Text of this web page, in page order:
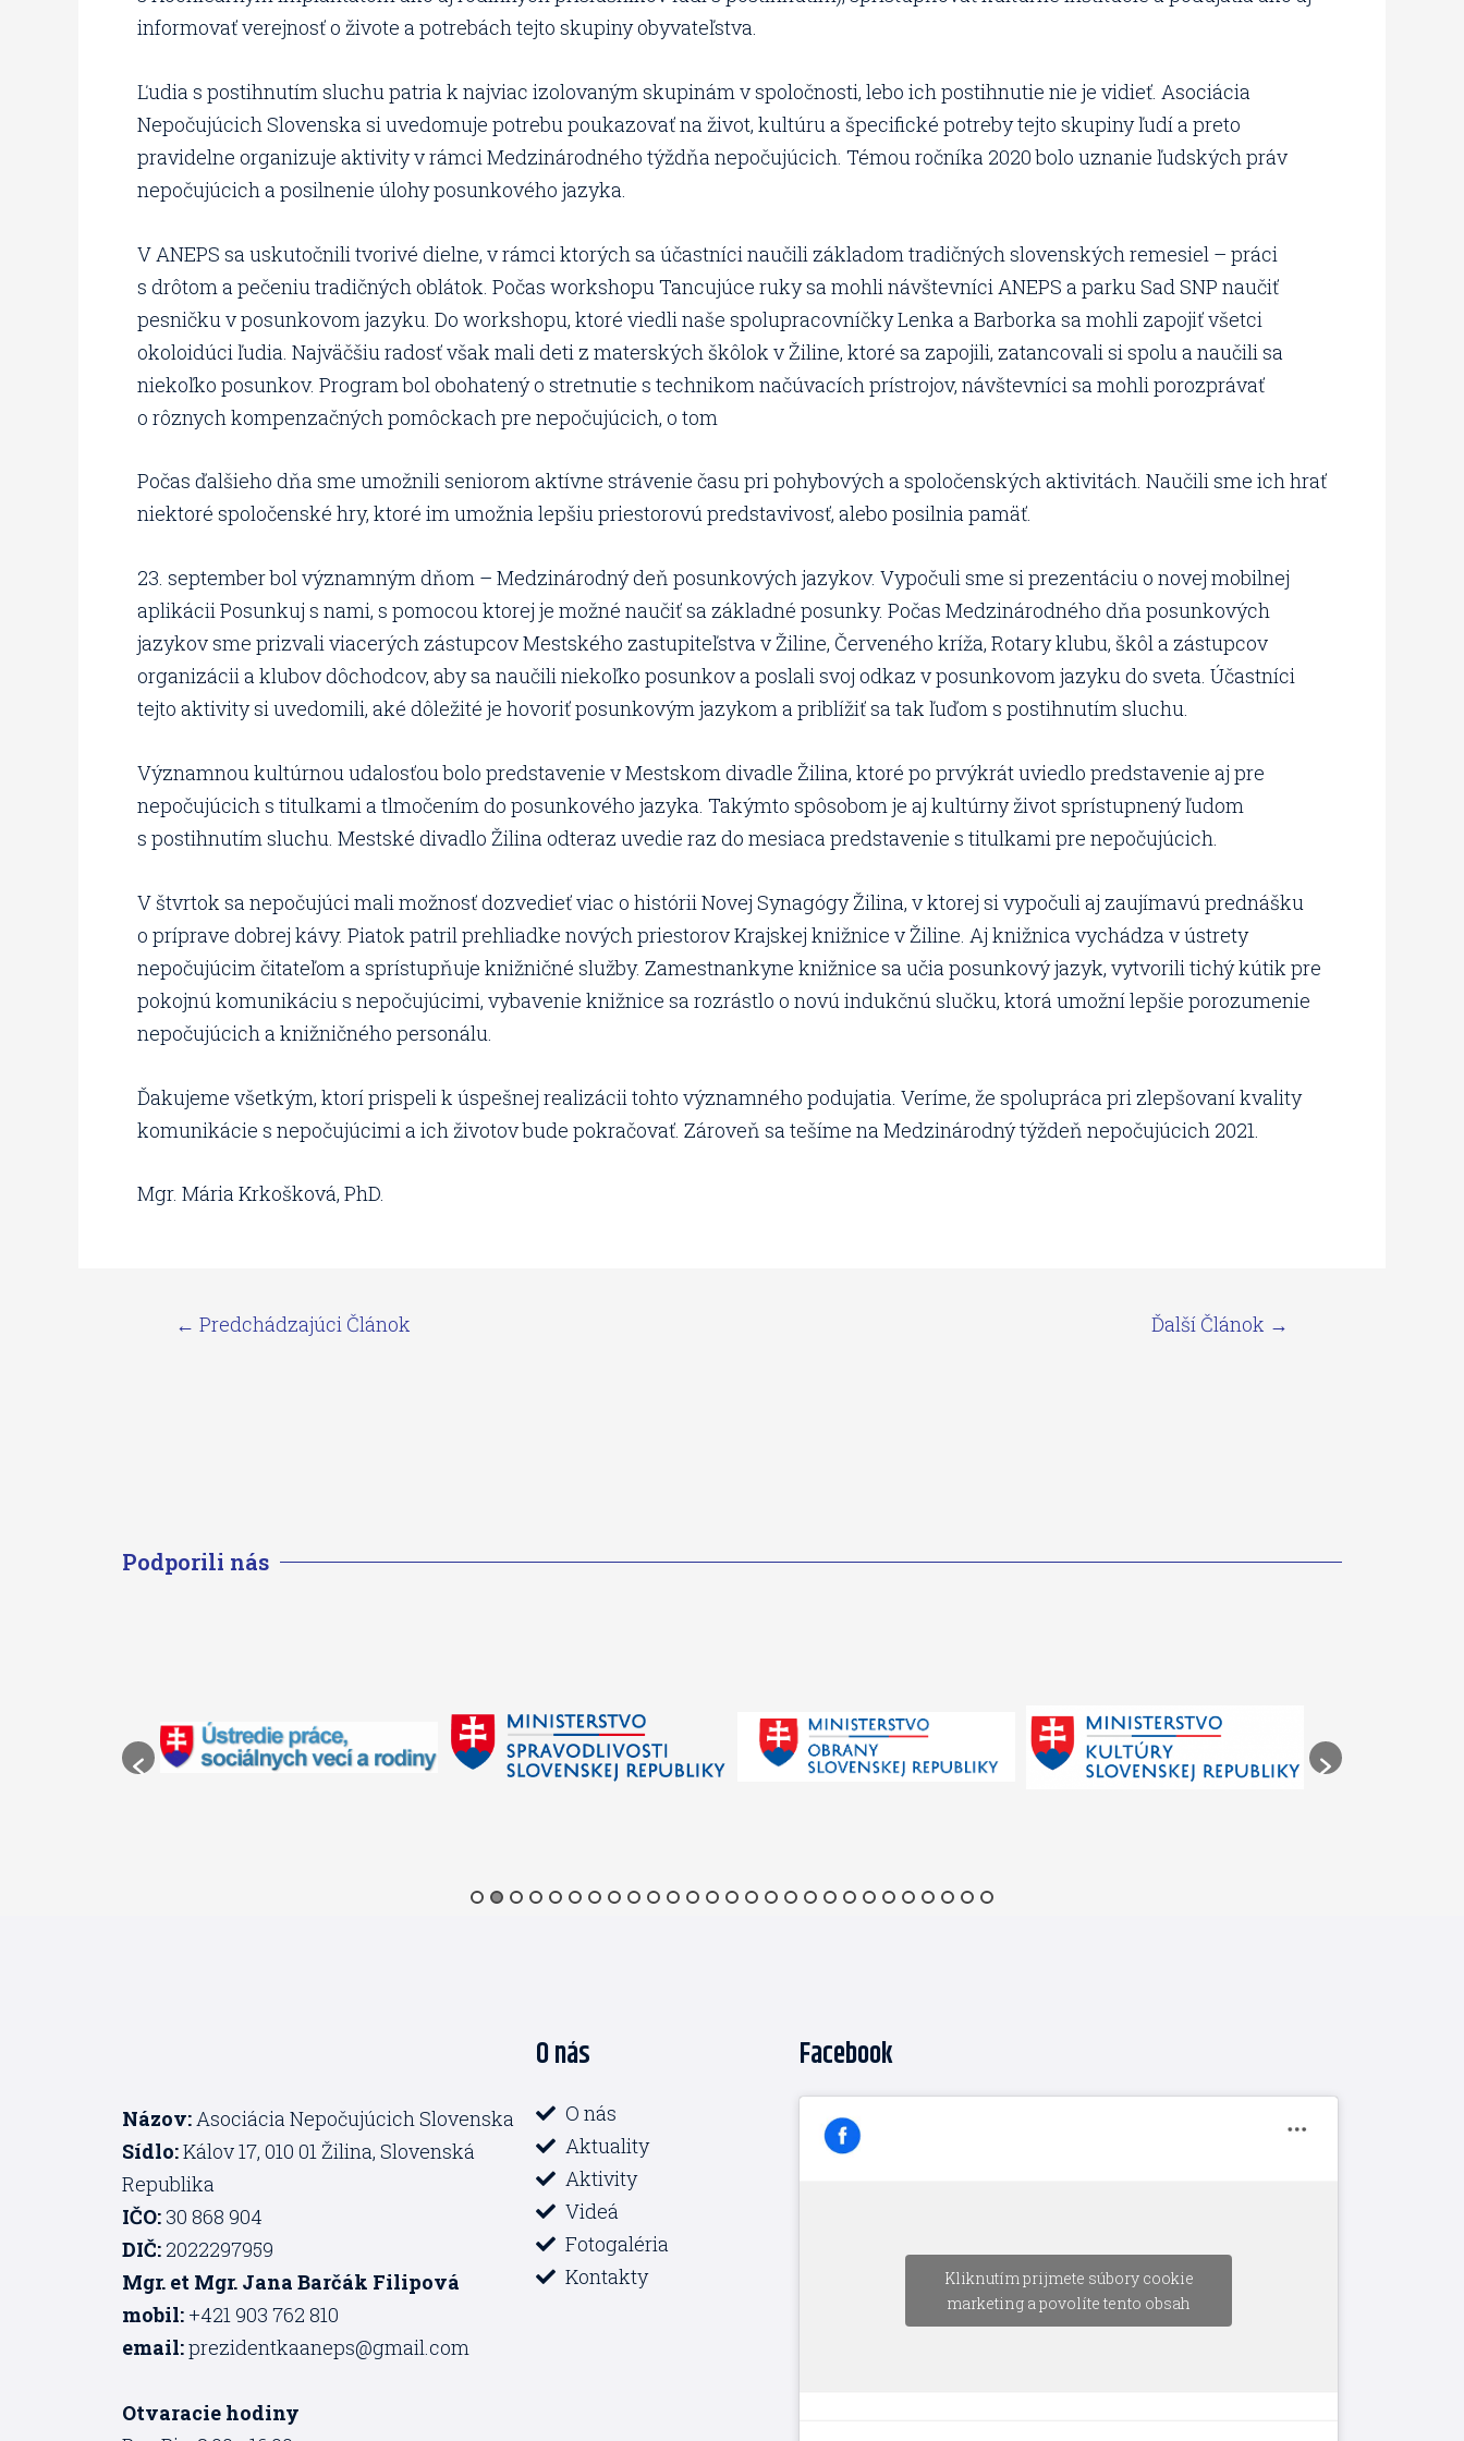
informovať verejnosť o živote a potrebách tejto skupiny obyvateľstva.
Ľudia s postihnutím sluchu patria k najviac izolovaným skupinám v spoločnosti, lebo ich postihnutie nie je vidieť. Asociácia
Nepočujúcich Slovenska si uvedomuje potrebu poukazovať na život, kultúru a špecifické potreby tejto skupiny ľudí a preto
pravidelne organizuje aktivity v rámci Medzinárodného týždňa nepočujúcich. Témou ročníka 2020 bolo uznanie ľudských práv
nepočujúcich a posilnenie úlohy posunkového jazyka.
V ANEPS sa uskutočnili tvorivé dielne, v rámci ktorých sa účastníci naučili základom tradičných slovenských remesiel – práci
s drôtom a pečeniu tradičných oblátok. Počas workshopu Tancujúce ruky sa mohli návštevníci ANEPS a parku Sad SNP naučiť
pesničku v posunkovom jazyku. Do workshopu, ktoré viedli naše spolupracovníčky Lenka a Barborka sa mohli zapojiť všetci
okoloidúci ľudia. Najväčšiu radosť však mali deti z materských škôlok v Žiline, ktoré sa zapojili, zatancovali si spolu a naučili sa
niekoľko posunkov. Program bol obohatený o stretnutie s technikom načúvacích prístrojov, návštevníci sa mohli porozprávať
o rôznych kompenzačných pomôckach pre nepočujúcich, o tom
Počas ďalšieho dňa sme umožnili seniorom aktívne strávenie času pri pohybových a spoločenských aktivitách. Naučili sme ich hrať
niektoré spoločenské hry, ktoré im umožnia lepšiu priestorovú predstavivosť, alebo posilnia pamäť.
23. september bol významným dňom – Medzinárodný deň posunkových jazykov. Vypočuli sme si prezentáciu o novej mobilnej
aplikácii Posunkuj s nami, s pomocou ktorej je možné naučiť sa základné posunky. Počas Medzinárodného dňa posunkových
jazykov sme prizvali viacerých zástupcov Mestského zastupiteľstva v Žiline, Červeného kríža, Rotary klubu, škôl a zástupcov
organizácii a klubov dôchodcov, aby sa naučili niekoľko posunkov a poslali svoj odkaz v posunkovom jazyku do sveta. Účastníci
tejto aktivity si uvedomili, aké dôležité je hovoriť posunkovým jazykom a priblížiť sa tak ľuďom s postihnutím sluchu.
Významnou kultúrnou udalosťou bolo predstavenie v Mestskom divadle Žilina, ktoré po prvýkrát uviedlo predstavenie aj pre
nepočujúcich s titulkami a tlmočením do posunkového jazyka. Takýmto spôsobom je aj kultúrny život sprístupnený ľudom
s postihnutím sluchu. Mestské divadlo Žilina odteraz uvedie raz do mesiaca predstavenie s titulkami pre nepočujúcich.
V štvrtok sa nepočujúci mali možnosť dozvedieť viac o histórii Novej Synagógy Žilina, v ktorej si vypočuli aj zaujímavú prednášku
o príprave dobrej kávy. Piatok patril prehliadke nových priestorov Krajskej knižnice v Žiline. Aj knižnica vychádza v ústrety
nepočujúcim čitateľom a sprístupňuje knižničné služby. Zamestnankyne knižnice sa učia posunkový jazyk, vytvorili tichý kútik pre
pokojnú komunikáciu s nepočujúcimi, vybavenie knižnice sa rozrástlo o novú indukčnú slučku, ktorá umožní lepšie porozumenie
nepočujúcich a knižničného personálu.
Ďakujeme všetkým, ktorí prispeli k úspešnej realizácii tohto významného podujatia. Veríme, že spolupráca pri zlepšovaní kvality
komunikácie s nepočujúcimi a ich životov bude pokračovať. Zároveň sa tešíme na Medzinárodný týždeň nepočujúcich 2021.
Mgr. Mária Krkošková, PhD.
← Predchádzajúci Článok Ďalší Článok →
Podporili nás
Názov:Asociácia Nepočujúcich Slovenska
Sídlo:Kálov 17, 010 01 Žilina, Slovenská
Republika
IČO: 30 868 904
DIČ: 2022297959
Mgr. et Mgr. Jana Barčák Filipová
mobil: +421 903 762 810
email:prezidentkaaneps@gmail.com
Otvaracie hodiny
O nás
O nás
Aktuality
Aktivity
Videá
Fotogaléria
Kontakty
Facebook
Kliknutím prijmete súbory cookie
marketing a povolíte tento obsah